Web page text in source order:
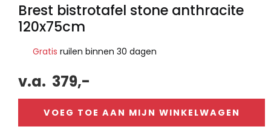
Brest bistrotafel stone anthracite
120x75cm
Gratis ruilen binnen 30 dagen
v.a. 379,-
VOEG TOE AAN MIJN WINKELWAGEN